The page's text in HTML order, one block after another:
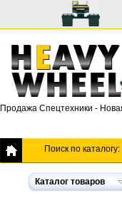
Продажа Спецтехники -
Поиск по каталогу:
Каталог товаров